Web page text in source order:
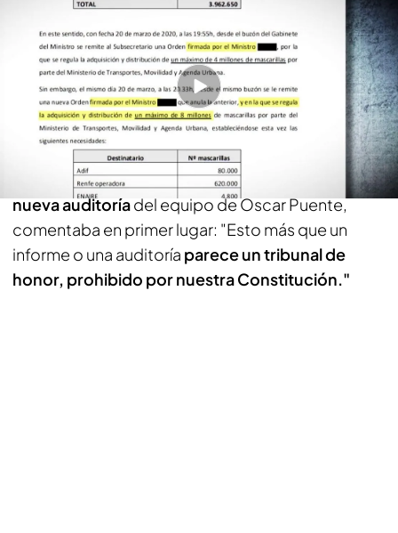
PUEDE INTERESARTE
El alcalde del PP y el portavoz del PSOE de
Valdemoro, enfrentados por los puntos violeta:
"No venga a mentir a la ciudadanía"
El exministro visiblementemolesto por esta
nueva auditoríadel equipo de Óscar Puente,
comentaba en primer lugar: "Esto más que un
informe o una auditoría parece un tribunal de
honor, prohibido por nuestra Constitución."